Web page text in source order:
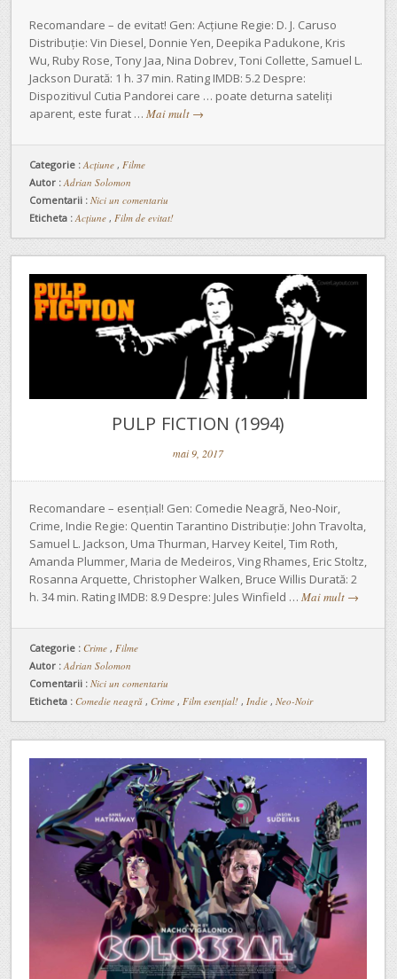
Recomandare – de evitat! Gen: Acțiune Regie: D. J. Caruso
Distribuție: Vin Diesel, Donnie Yen, Deepika Padukone, Kris
Wu, Ruby Rose, Tony Jaa, Nina Dobrev, Toni Collette, Samuel L.
Jackson Durată: 1 h. 37 min. Rating IMDB: 5.2 Despre:
Dispozitivul Cutia Pandorei care … poate deturna sateliți
aparent, este furat … Mai mult →
Categorie : Acţiune , Filme
Autor : Adrian Solomon
Comentarii : Nici un comentariu
Eticheta : Acțiune , Film de evitat!
PULP FICTION (1994)
mai 9, 2017
Recomandare – esențial! Gen: Comedie Neagră, Neo-Noir,
Crime, Indie Regie: Quentin Tarantino Distribuție: John Travolta,
Samuel L. Jackson, Uma Thurman, Harvey Keitel, Tim Roth,
Amanda Plummer, Maria de Medeiros, Ving Rhames, Eric Stoltz,
Rosanna Arquette, Christopher Walken, Bruce Willis Durată: 2
h. 34 min. Rating IMDB: 8.9 Despre: Jules Winfield … Mai mult →
Categorie : Crime , Filme
Autor : Adrian Solomon
Comentarii : Nici un comentariu
Eticheta : Comedie neagră , Crime , Film esențial! , Indie , Neo-Noir